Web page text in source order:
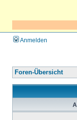
Anmelden
Foren-Übersicht